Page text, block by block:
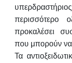
περισσότερο
προκαλέσει
που μπορούν να
Τα